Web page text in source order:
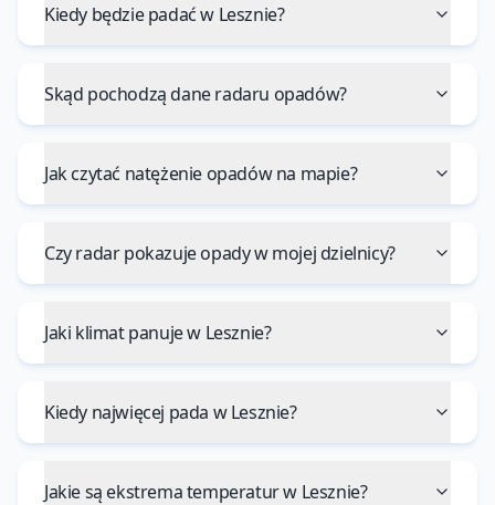
Kiedy będzie padać w Lesznie?
Skąd pochodzą dane radaru opadów?
Jak czytać natężenie opadów na mapie?
Czy radar pokazuje opady w mojej dzielnicy?
Jaki klimat panuje w Lesznie?
Kiedy najwięcej pada w Lesznie?
Jakie są ekstrema temperatur w Lesznie?